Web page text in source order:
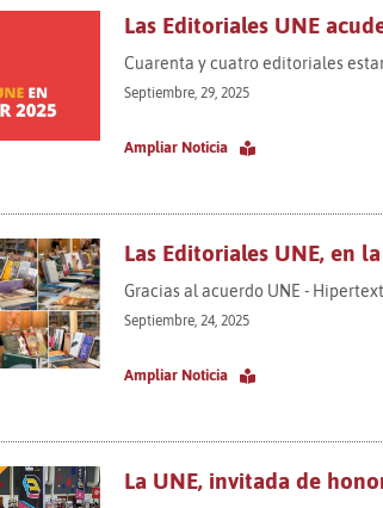
Las Editoriales UNE
Cuarenta y cuatro editoriales
Septiembre, 29, 2025
Ampliar Noticia
Las Editoriales UNE, en
Gracias al acuerdo UNE -
Septiembre, 24, 2025
Ampliar Noticia
La UNE, invitada de